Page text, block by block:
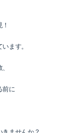
ます。
前に